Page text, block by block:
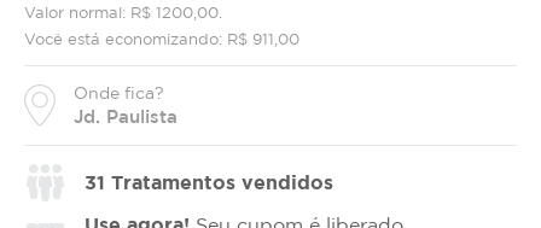
Valor normal: R$ 1200,00.
Você está economizando: R$ 911,00
Onde fica?
Jd. Paulista
31 Tratamentos vendidos